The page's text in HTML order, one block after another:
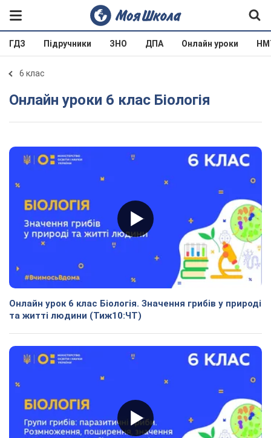
ГДЗ Підручники ЗНО ДПА Онлайн уроки
6 клас
Онлайн уроки 6 клас Біологія
Онлайн урок 6 клас Біологія. Значення грибів у природі
та житті людини (Тиж10:ЧТ)